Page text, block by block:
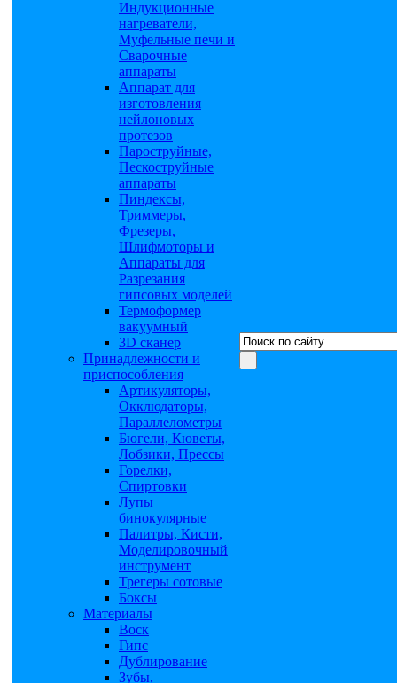
Индукционные
нагреватели,
Муфельные печи и
Сварочные
аппараты
Аппарат для
изготовления
нейлоновых
протезов
Пароструйные,
Пескоструйные
аппараты
Пиндексы,
Триммеры,
Фрезеры,
Шлифмоторы и
Аппараты для
Разрезания
гипсовых моделей
Термоформер
вакуумный
3D сканер
Принадлежности и
приспособления
Артикуляторы,
Окклюдаторы,
Параллелометры
Бюгели, Кюветы,
Лобзики, Прессы
Горелки,
Спиртовки
Лупы
бинокулярные
Палитры, Кисти,
Моделировочный
инструмент
Трегеры сотовые
Боксы
Материалы
Воск
Гипс
Дублирование
Зубы,